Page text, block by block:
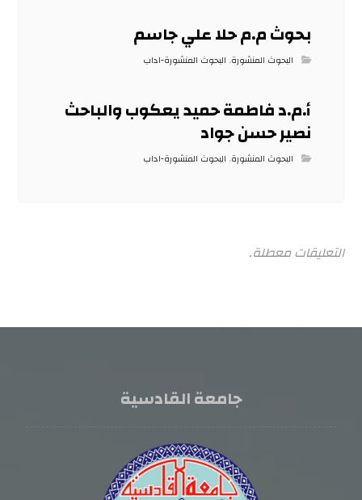
بحوث م.م حلا علي جاسم
البحوث المنشورة, البحوث المنشورة-اداب
أ.م.د فاطمة حميد يعكوب والباحث
نصير حسن جواد
البحوث المنشورة, البحوث المنشورة-اداب
التعليقات معطلة.
جامعة القادسية